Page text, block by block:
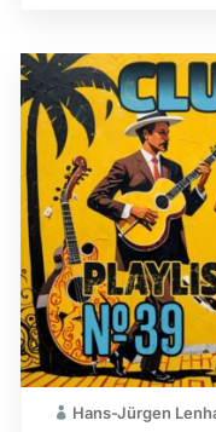
Hans-Jürgen